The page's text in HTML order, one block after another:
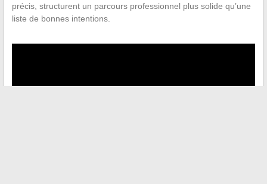
précis, structurent un parcours professionnel plus solide qu’une
liste de bonnes intentions.